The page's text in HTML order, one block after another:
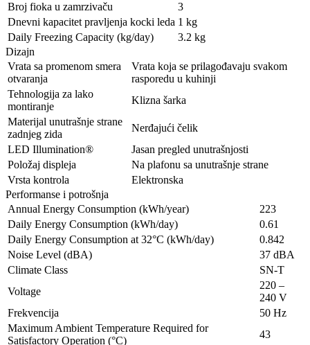
Broj fioka u zamrzivaču
3
Dnevni kapacitet pravljenja kocki leda 1 kg
Daily Freezing Capacity (kg/day)
3.2 kg
Dizajn
Vrata sa promenom smera
otvaranja
Vrata koja se prilagođavaju svakom
rasporedu u kuhinji
Tehnologija za lako
montiranje
Klizna šarka
Materijal unutrašnje strane
zadnjeg zida
Nerđajući čelik
LED Illumination®
Jasan pregled unutrašnjosti
Položaj displeja
Na plafonu sa unutrašnje strane
Vrsta kontrola
Elektronska
Performanse i potrošnja
Annual Energy Consumption (kWh/year)
223
Daily Energy Consumption (kWh/day)
0.61
Daily Energy Consumption at 32°C (kWh/day)
0.842
Noise Level (dBA)
37 dBA
Climate Class
SN-T
Voltage
220 –
240 V
Frekvencija
50 Hz
Maximum Ambient Temperature Required for
Satisfactory Operation (°C)
43